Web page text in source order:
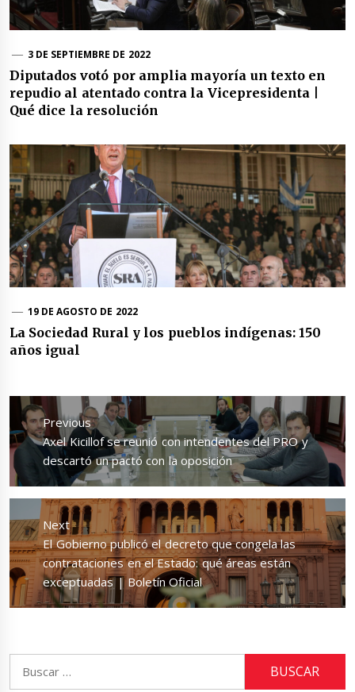
3 DE SEPTIEMBRE DE 2022
Diputados votó por amplia mayoría un texto en
repudio al atentado contra la Vicepresidenta |
Qué dice la resolución
19 DE AGOSTO DE 2022
La Sociedad Rural y los pueblos indígenas: 150
años igual
Navegación
de
entradas
Previous
Previous
post:
Axel Kicillof se reunió con intendentes del PRO y
descartó un pactó con la oposición
Next
Next
post:
El Gobierno publicó el decreto que congela las
contrataciones en el Estado: qué áreas están
exceptuadas | Boletín Oficial